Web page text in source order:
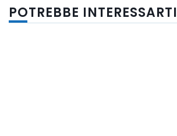
POTREBBE INTERESSARTI